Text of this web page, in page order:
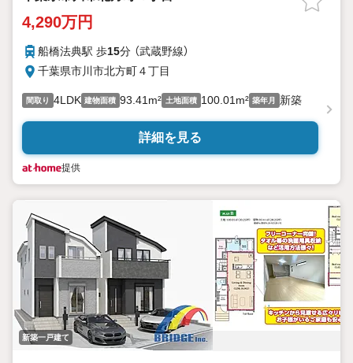
4,290万円
船橋法典駅 歩15分 （武蔵野線）
千葉県市川市北方町４丁目
間取り 4LDK 建物面積 93.41m² 土地面積 100.01m² 築年月 新築
詳細を見る
提供
新築一戸建て